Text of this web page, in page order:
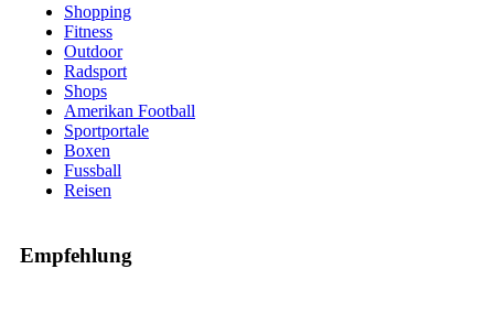
Shopping
Fitness
Outdoor
Radsport
Shops
Amerikan Football
Sportportale
Boxen
Fussball
Reisen
Empfehlung